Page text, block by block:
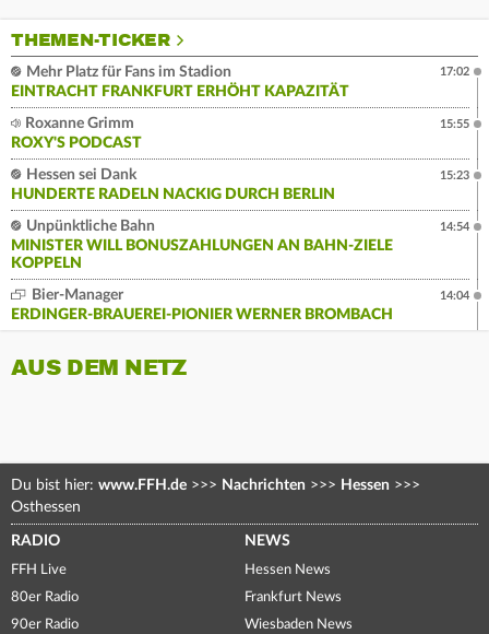
THEMEN-TICKER
Mehr Platz für Fans im Stadion
EINTRACHT FRANKFURT ERHÖHT KAPAZITÄT
17:02
Roxanne Grimm
ROXY'S PODCAST
15:55
Hessen sei Dank
HUNDERTE RADELN NACKIG DURCH BERLIN
15:23
Unpünktliche Bahn
MINISTER WILL BONUSZAHLUNGEN AN BAHN-ZIELE
KOPPELN
14:54
Bier-Manager
ERDINGER-BRAUEREI-PIONIER WERNER BROMBACH
14:04
AUS DEM NETZ
Du bist hier: www.FFH.de >>> Nachrichten >>> Hessen >>>
Osthessen
RADIO
FFH Live
80er Radio
90er Radio
NEWS
Hessen News
Frankfurt News
Wiesbaden News